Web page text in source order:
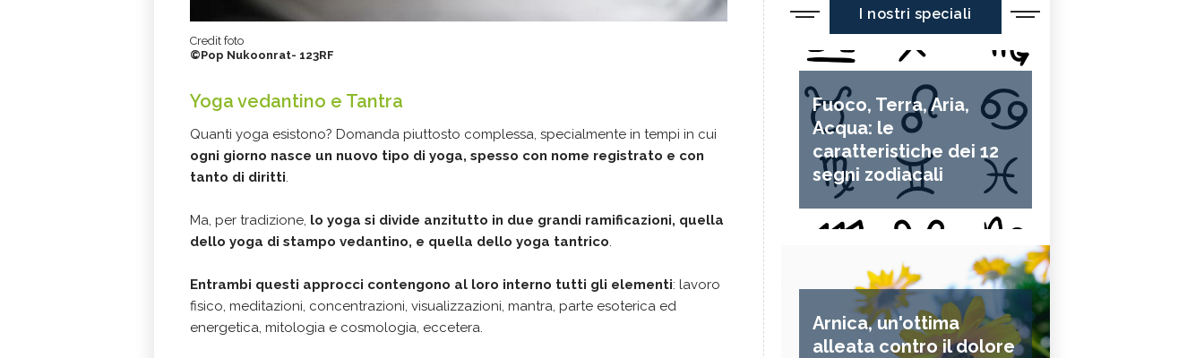
Credit foto
©Pop Nukoonrat- 123RF
Yoga vedantino e Tantra
Quanti yoga esistono? Domanda piuttosto complessa, specialmente in tempi in cui
ogni giorno nasce un nuovo tipo di yoga, spesso con nome registrato e con
tanto di diritti.
Ma, per tradizione, lo yoga si divide anzitutto in due grandi ramificazioni, quella
dello yoga di stampo vedantino, e quella dello yoga tantrico.
Entrambi questi approcci contengono al loro interno tutti gli elementi: lavoro
fisico, meditazioni, concentrazioni, visualizzazioni, mantra, parte esoterica ed
energetica, mitologia e cosmologia, eccetera.
I nostri speciali
Fuoco, Terra, Aria,
Acqua: le
caratteristiche dei 12
segni zodiacali
Arnica, un'ottima
alleata contro il dolore